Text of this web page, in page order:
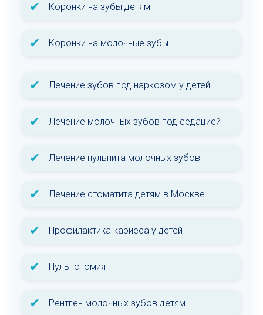
✔ Коронки на зубы детям
✔ Коронки на молочные зубы
✔ Лечение зубов под наркозом у детей
✔ Лечение молочных зубов под седацией
✔ Лечение пульпита молочных зубов
✔ Лечение стоматита детям в Москве
✔ Профилактика кариеса у детей
✔ Пульпотомия
✔ Рентген молочных зубов детям